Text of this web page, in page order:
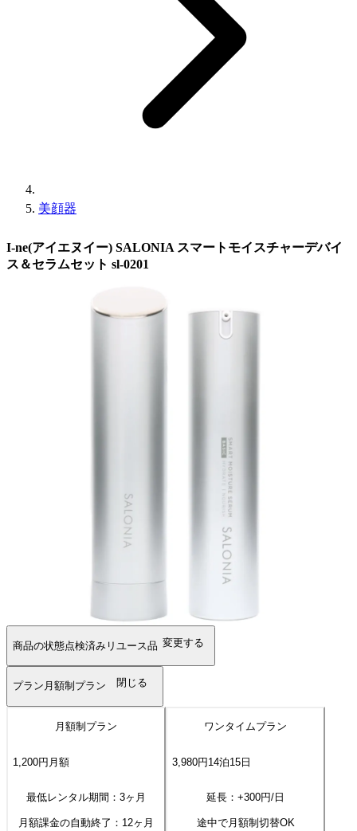
美顔器
I-ne(アイエヌイー) SALONIA スマートモイスチャーデバイ
ス＆セラムセット sl-0201
商品の状態点検済みリユース品 変更する
プラン 月額制プラン 閉じる
月額制プラン
1,200円 月額
最低レンタル期間：3ヶ月
月額課金の自動終了： 12ヶ月
ワンタイムプラン
3,980円14泊15日
延長：+300円/日
途中で月額制切替OK